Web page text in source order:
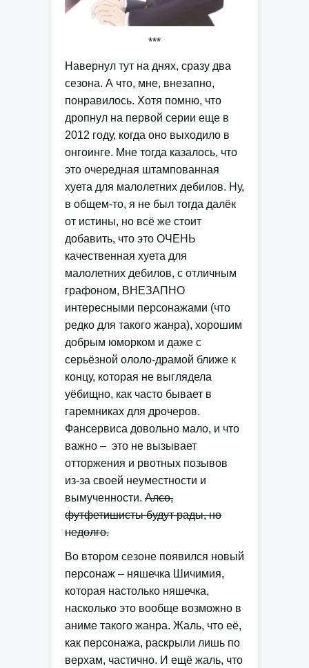
***
Навернул тут на днях, сразу два
сезона. А что, мне, внезапно,
понравилось. Хотя помню, что
дропнул на первой серии еще в
2012 году, когда оно выходило в
онгоинге. Мне тогда казалось, что
это очередная штампованная
хуета для малолетних дебилов. Ну,
в общем-то, я не был тогда далёк
от истины, но всё же стоит
добавить, что это ОЧЕНЬ
качественная хуета для
малолетних дебилов, с отличным
графоном, ВНЕЗАПНО
интересными персонажами (что
редко для такого жанра), хорошим
добрым юморком и даже с
серьёзной ололо-драмой ближе к
концу, которая не выглядела
уёбищно, как часто бывает в
гаремниках для дрочеров.
Фансервиса довольно мало, и что
важно – это не вызывает
отторжения и рвотных позывов
из-за своей неуместности и
вымученности. Алсо,
футфетишисты будут рады, но
недолго.
Во втором сезоне появился новый
персонаж – няшечка Шичимия,
которая настолько няшечка,
насколько это вообще возможно в
аниме такого жанра. Жаль, что её,
как персонажа, раскрыли лишь по
верхам, частично. И ещё жаль, что